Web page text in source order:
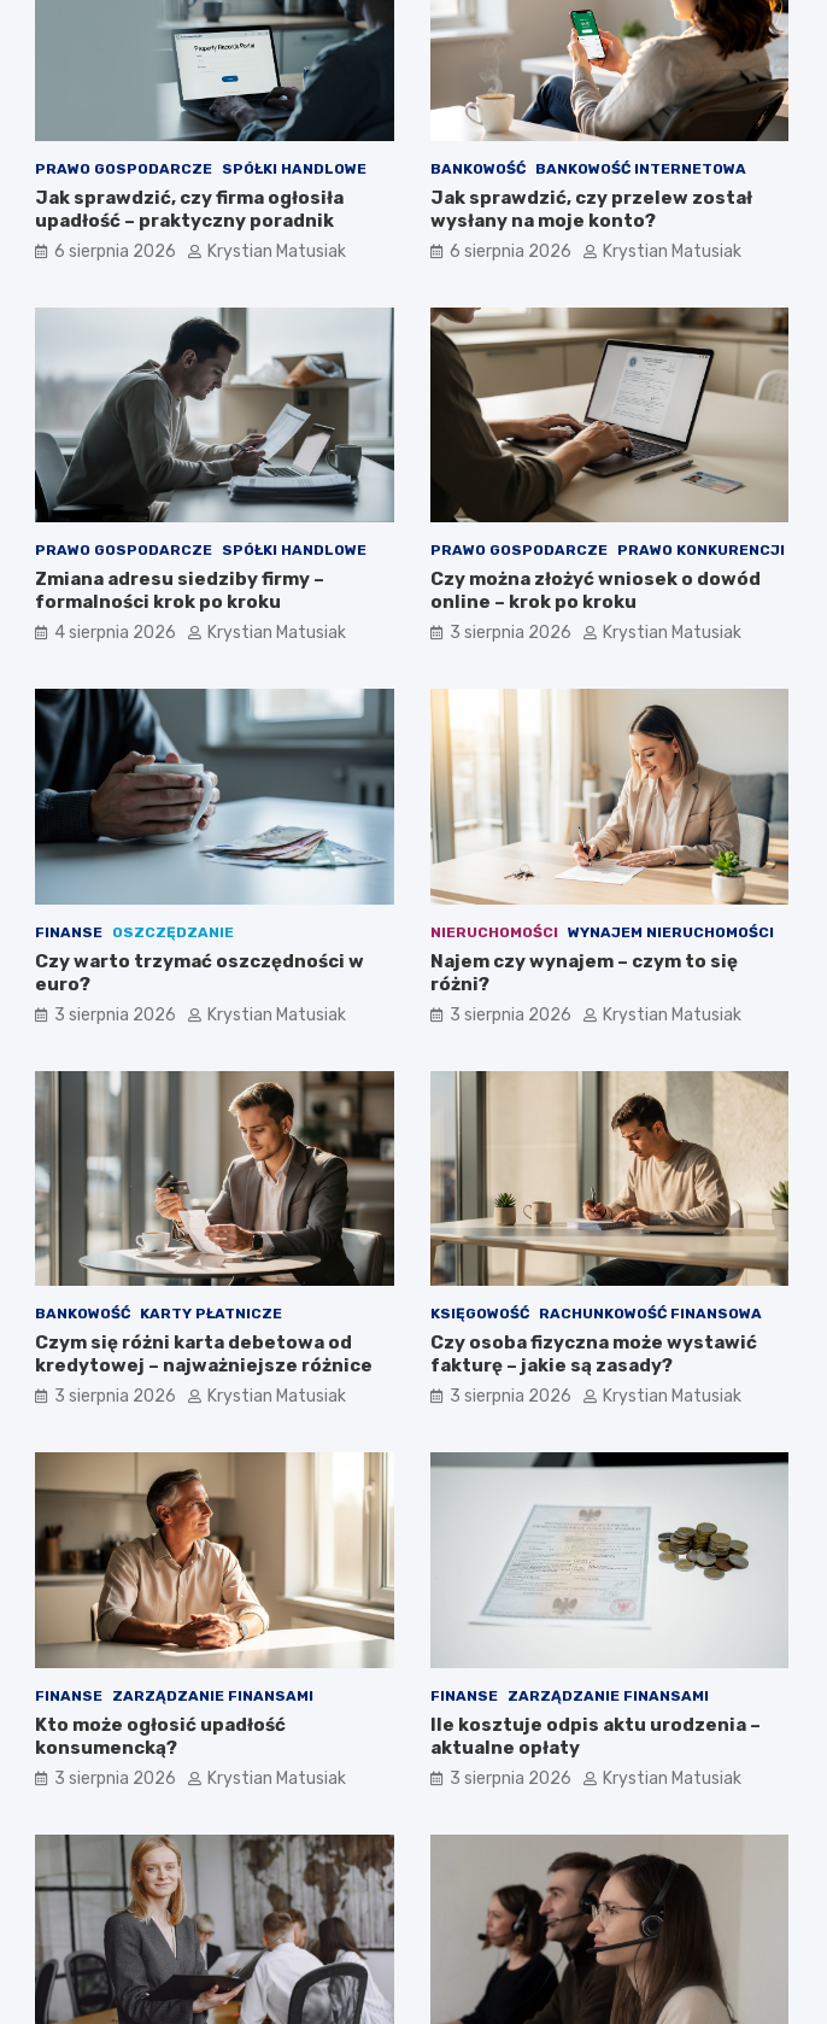
PRAWO GOSPODARCZE SPÓŁKI HANDLOWE
Jak sprawdzić, czy firma ogłosiła
upadłość – praktyczny poradnik
6 sierpnia 2026 Krystian Matusiak
BANKOWOŚĆ BANKOWOŚĆ INTERNETOWA
Jak sprawdzić, czy przelew został
wysłany na moje konto?
6 sierpnia 2026 Krystian Matusiak
PRAWO GOSPODARCZE SPÓŁKI HANDLOWE
Zmiana adresu siedziby firmy –
formalności krok po kroku
4 sierpnia 2026 Krystian Matusiak
PRAWO GOSPODARCZE PRAWO KONKURENCJI
Czy można złożyć wniosek o dowód
online – krok po kroku
3 sierpnia 2026 Krystian Matusiak
FINANSE OSZCZĘDZANIE
Czy warto trzymać oszczędności w
euro?
3 sierpnia 2026 Krystian Matusiak
NIERUCHOMOŚCI WYNAJEM NIERUCHOMOŚCI
Najem czy wynajem – czym to się
różni?
3 sierpnia 2026 Krystian Matusiak
BANKOWOŚĆ KARTY PŁATNICZE
Czym się różni karta debetowa od
kredytowej – najważniejsze różnice
3 sierpnia 2026 Krystian Matusiak
KSIĘGOWOŚĆ RACHUNKOWOŚĆ FINANSOWA
Czy osoba fizyczna może wystawić
fakturę – jakie są zasady?
3 sierpnia 2026 Krystian Matusiak
FINANSE ZARZĄDZANIE FINANSAMI
Kto może ogłosić upadłość
konsumencką?
3 sierpnia 2026 Krystian Matusiak
FINANSE ZARZĄDZANIE FINANSAMI
Ile kosztuje odpis aktu urodzenia –
aktualne opłaty
3 sierpnia 2026 Krystian Matusiak